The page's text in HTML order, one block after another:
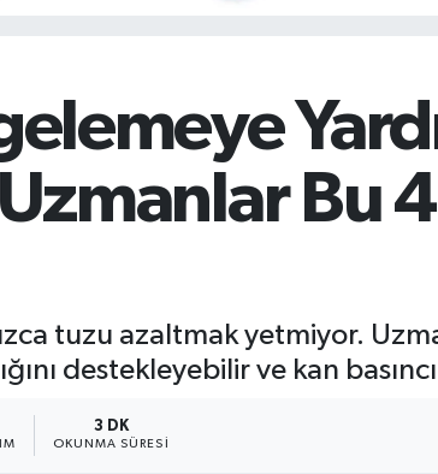
Bu
tuzu azaltmak yetmiyor.
destekleyebilir ve kan
3 DK
OKUNMA SÜRESI